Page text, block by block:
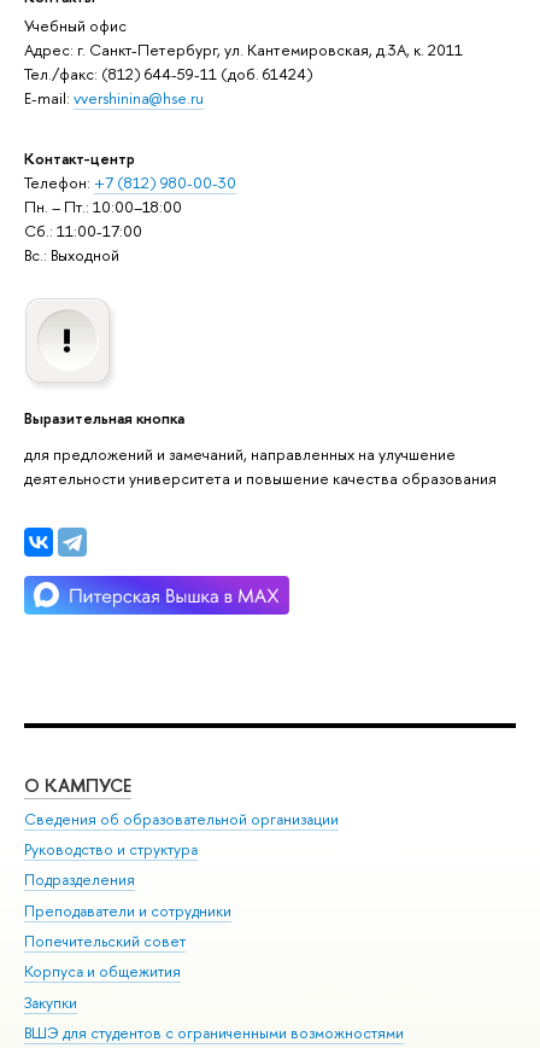
Учебный офис
Адрес: г. Санкт-Петербург, ул. Кантемировская, д.3А, к. 2011
Тел./факс: (812) 644-59-11 (доб. 61424)
E-mail: vvershinina@hse.ru
Контакт-центр
Телефон: +7 (812) 980-00-30
Пн. – Пт.: 10:00–18:00
Сб.: 11:00-17:00
Вс.: Выходной
Выразительная кнопка
для предложений и замечаний, направленных на улучшение
деятельности университета и повышение качества образования
О КАМПУСЕ
Сведения об образовательной организации
Руководство и структура
Подразделения
Преподаватели и сотрудники
Попечительский совет
Корпуса и общежития
Закупки
ВШЭ для студентов с ограниченными возможностями